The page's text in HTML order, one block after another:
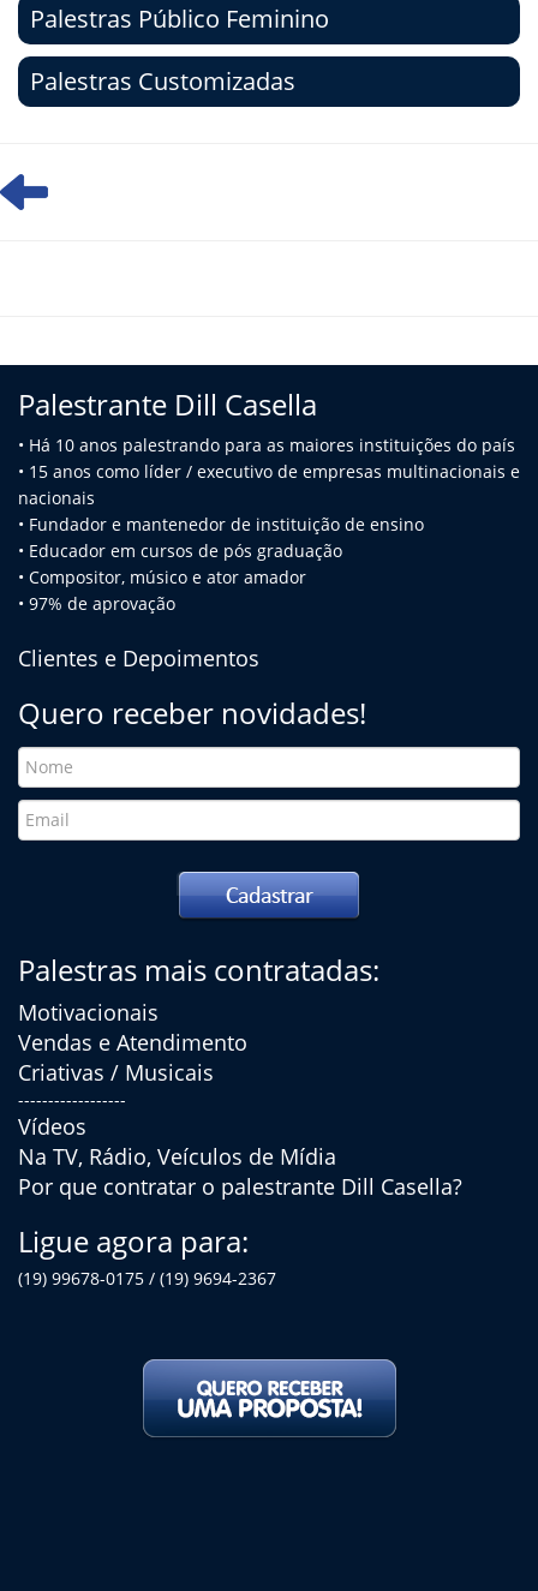
Palestras Público Feminino
Palestras Customizadas
Palestrante Dill Casella
• Há 10 anos palestrando para as maiores instituições do país
• 15 anos como líder / executivo de empresas multinacionais e
nacionais
• Fundador e mantenedor de instituição de ensino
• Educador em cursos de pós graduação
• Compositor, músico e ator amador
• 97% de aprovação
Clientes e Depoimentos
Quero receber novidades!
Palestras mais contratadas:
Motivacionais
Vendas e Atendimento
Criativas / Musicais
------------------
Vídeos
Na TV, Rádio, Veículos de Mídia
Por que contratar o palestrante Dill Casella?
Ligue agora para:
(19) 99678-0175 / (19) 9694-2367